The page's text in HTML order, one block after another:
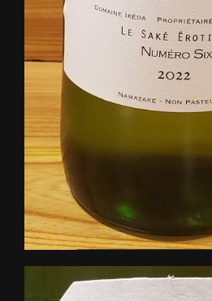
✴️日本酒好きさんい | 鳥みき
神奈川県横浜市緑区鴨居１-8-6
お店情報をコピ